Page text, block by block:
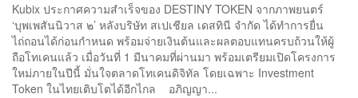
Kubix ประกาศความสำเร็จของ DESTINY TOKEN จากภาพยนตร์
‘บุพเพสันนิวาส ๒’ หลังบริษัท สเปเชียล เดสทินี จำกัด ได้ทำการยื่น
ไถ่ถอนได้ก่อนกำหนด พร้อมจ่ายเงินต้นและผลตอบแทนครบถ้วนให้ผู้
ถือโทเคนแล้ว เมื่อวันที่ 1 มีนาคมที่ผ่านมา พร้อมเตรียมเปิดโครงการ
ใหม่ภายในปีนี้ มั่นใจตลาดโทเคนดิจิทัล โดยเฉพาะ Investment
Token ในไทยเติบโตได้อีกไกล อภิญญา...